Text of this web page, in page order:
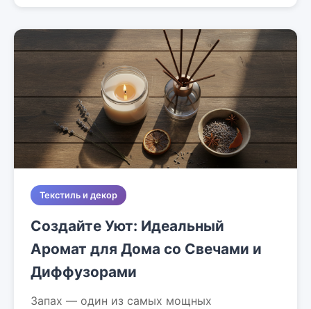
Текстиль и декор
Создайте Уют: Идеальный
Аромат для Дома со Свечами и
Диффузорами
Запах — один из самых мощных